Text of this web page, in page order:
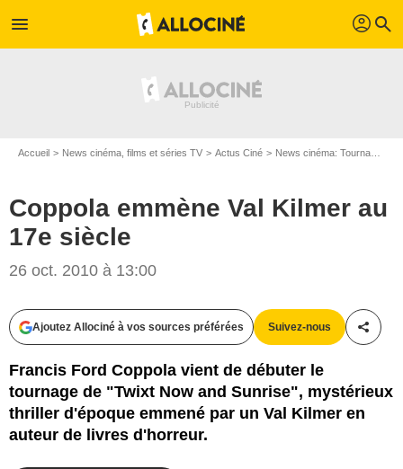
menu profil search
Accueil News cinéma, films et séries TV Actus Ciné News cinéma: Tournages
Coppola emmène Val Kilmer au
17e siècle
26 oct. 2010 à 13:00
Ajoutez Allociné à vos sources préférées Suivez-nous
Francis Ford Coppola vient de débuter le
tournage de "Twixt Now and Sunrise", mystérieux
thriller d'époque emmené par un Val Kilmer en
auteur de livres d'horreur.